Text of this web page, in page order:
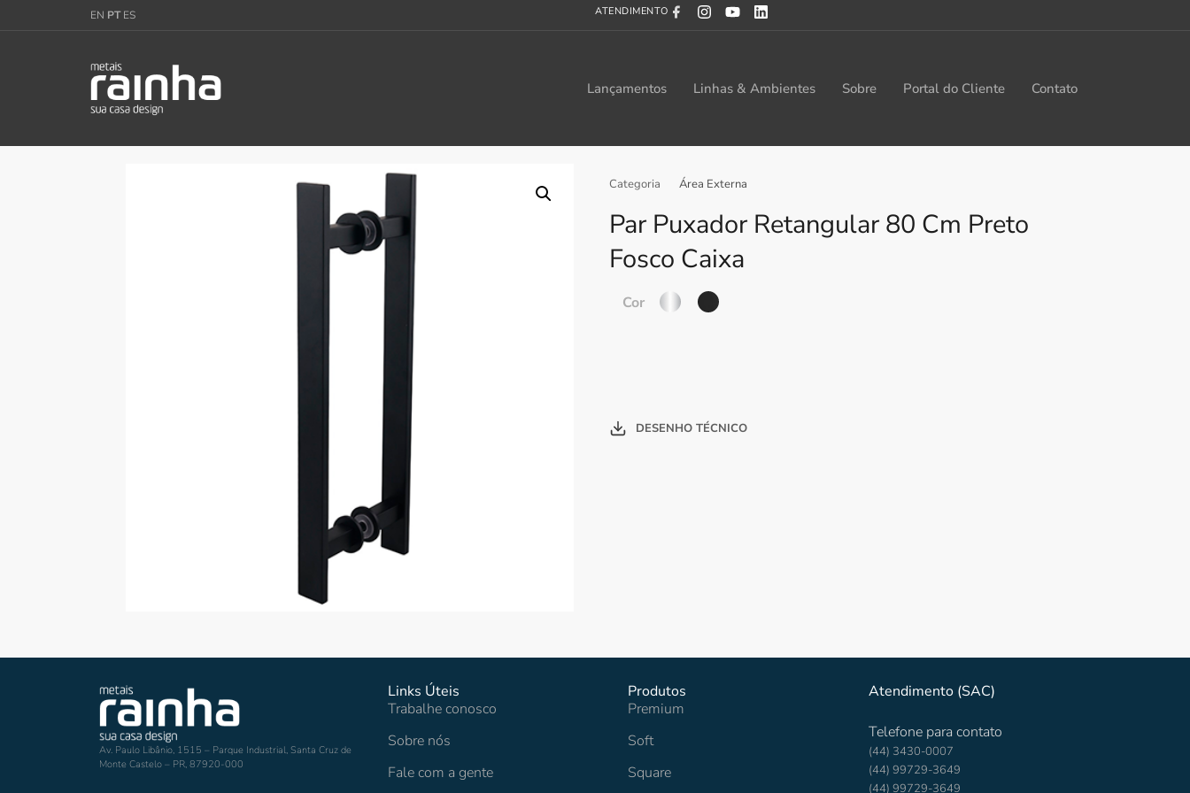
EN PT ES ATENDIMENTO
Lançamentos Linhas & Ambientes Sobre Portal do Cliente Contato
Categoria Área Externa
Par Puxador Retangular 80 Cm Preto
Fosco Caixa
Cor
DESENHO TÉCNICO
Av. Paulo Libânio, 1515 – Parque Industrial, Santa Cruz de
Monte Castelo – PR, 87920-000
Links Úteis
Trabalhe conosco
Sobre nós
Fale com a gente
Produtos
Premium
Soft
Square
Atendimento (SAC)
Telefone para contato
(44) 3430-0007
(44) 99729-3649
(44) 99729-3649